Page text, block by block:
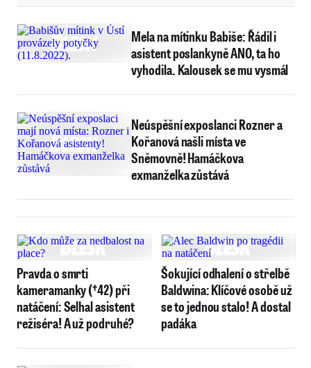
Mela na mítinku Babiše: Řádil i
asistent poslankyně ANO, ta ho
vyhodila. Kalousek se mu vysmál
Neúspěšní exposlanci Rozner a
Kořanová našli místa ve
Sněmovně! Hamáčkova
exmanželka zůstává
Pravda o smrti
kameramanky (†42) při
natáčení: Selhal asistent
režiséra! A už podruhé?
Šokující odhalení o střelbě
Baldwina: Klíčové osobě už
se to jednou stalo! A dostal
padáka